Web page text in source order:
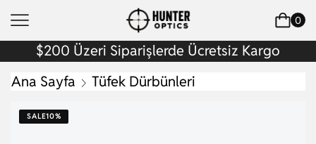
0
$200 Üzeri Siparişlerde Ücretsiz Kargo
Ana Sayfa
Tüfek Dürbünleri
SALE10%